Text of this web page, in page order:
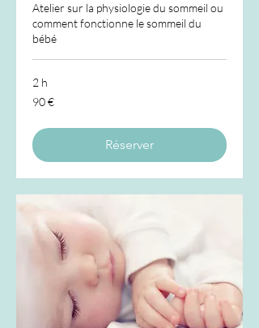
Atelier sur la physiologie du sommeil ou
comment fonctionne le sommeil du
bébé
2 h
90
euros
90 €
Réserver